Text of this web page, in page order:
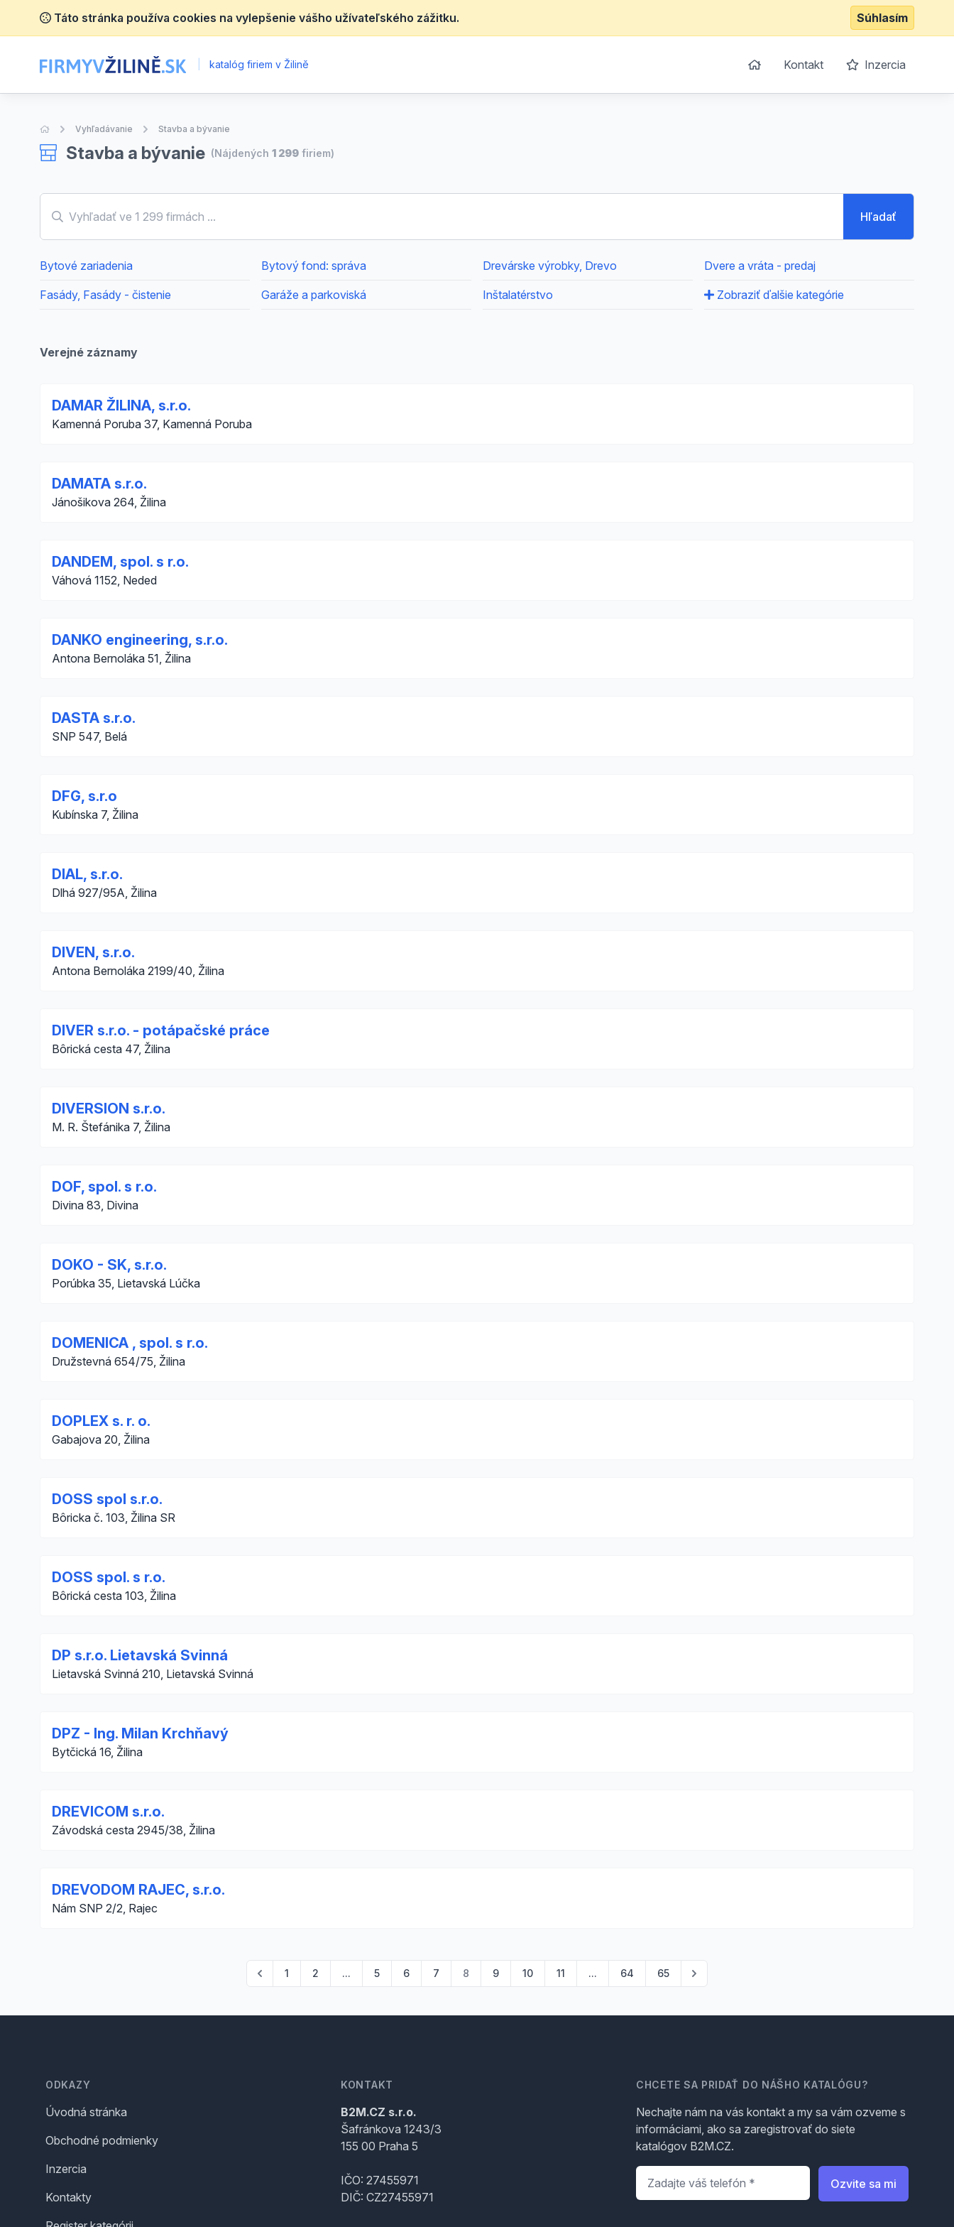
Táto stránka používa cookies na vylepšenie vášho užívateľského zážitku. Súhlasím
katalóg firiem v Žilině Kontakt Inzercia
Úvodná stránka
Vyhľadávanie Stavba a bývanie
Stavba a bývanie (Nájdených 1 299 firiem)
Hľadať
Bytové zariadenia Bytový fond: správa Drevárske výrobky, Drevo Dvere a vráta - predaj
Fasády, Fasády - čistenie Garáže a parkoviská Inštalatérstvo Zobraziť ďalšie kategórie
Verejné záznamy
DAMAR ŽILINA, s.r.o.
Kamenná Poruba 37, Kamenná Poruba
DAMATA s.r.o.
Jánošikova 264, Žilina
DANDEM, spol. s r.o.
Váhová 1152, Neded
DANKO engineering, s.r.o.
Antona Bernoláka 51, Žilina
DASTA s.r.o.
SNP 547, Belá
DFG, s.r.o
Kubínska 7, Žilina
DIAL, s.r.o.
Dlhá 927/95A, Žilina
DIVEN, s.r.o.
Antona Bernoláka 2199/40, Žilina
DIVER s.r.o. - potápačské práce
Bôrická cesta 47, Žilina
DIVERSION s.r.o.
M. R. Štefánika 7, Žilina
DOF, spol. s r.o.
Divina 83, Divina
DOKO - SK, s.r.o.
Porúbka 35, Lietavská Lúčka
DOMENICA , spol. s r.o.
Družstevná 654/75, Žilina
DOPLEX s. r. o.
Gabajova 20, Žilina
DOSS spol s.r.o.
Bôricka č. 103, Žilina SR
DOSS spol. s r.o.
Bôrická cesta 103, Žilina
DP s.r.o. Lietavská Svinná
Lietavská Svinná 210, Lietavská Svinná
DPZ - Ing. Milan Krchňavý
Bytčická 16, Žilina
DREVICOM s.r.o.
Závodská cesta 2945/38, Žilina
DREVODOM RAJEC, s.r.o.
Nám SNP 2/2, Rajec
1 2 ... 5 6 7 8 9 10 11 ... 64 65
ODKAZY
Úvodná stránka
Obchodné podmienky
Inzercia
Kontakty
KONTAKT
B2M.CZ s.r.o.
Šafránkova 1243/3
155 00 Praha 5
IČO: 27455971
DIČ: CZ27455971
CHCETE SA PRIDAŤ DO NÁŠHO KATALÓGU?
Nechajte nám na vás kontakt a my sa vám ozveme s
informáciami, ako sa zaregistrovať do siete
katalógov B2M.CZ.
Telefón
Ozvite sa mi